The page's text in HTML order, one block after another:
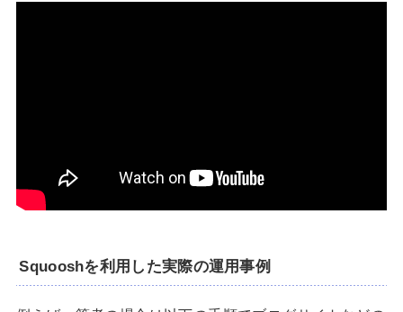
Squooshを利用した実際の運用事例